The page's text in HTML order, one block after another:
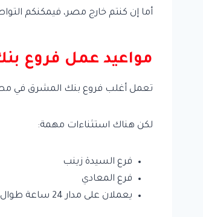
أما إن كنتم خارج مصر، فيمكنكم التواصل
مواعيد عمل فروع
تعمل أغلب فروع بنك المشرق في مصر من الساعة 8:30 صباحًا وحتى الساعة 4:00 مساءً، من يوم الأحد إلى
لكن هناك استثناءات مهمة:
فرع السيدة زينب
فرع المعادي
يعملان على مدار 24 ساعة طوال أيام الأسبوع، لتلبية احتياجات العملاء في أي وقت.